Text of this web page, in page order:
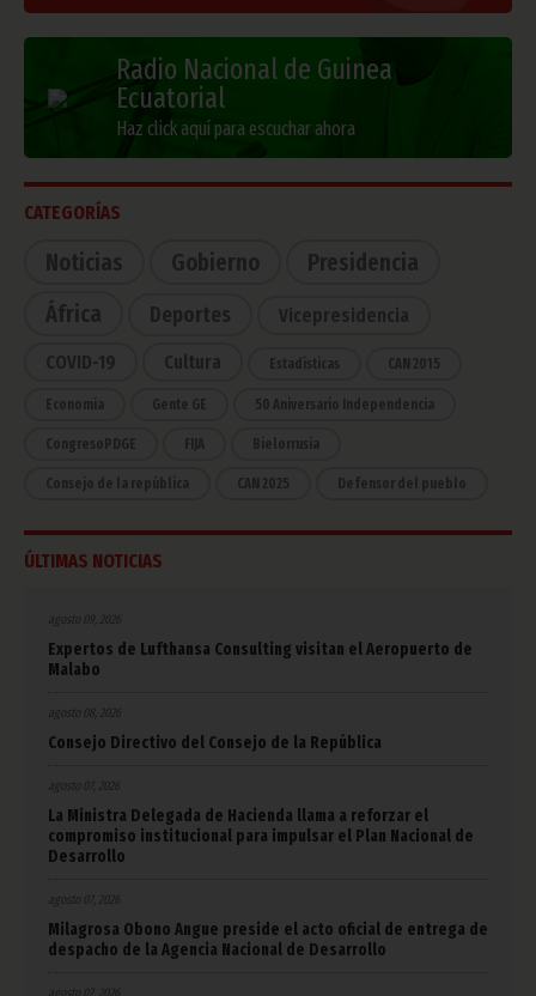
Radio Nacional de Guinea
Ecuatorial
Haz click aquí para escuchar ahora
CATEGORÍAS
Noticias Gobierno
Presidencia
África
Deportes Vicepresidencia
COVID-19 Cultura Estadísticas CAN 2015
Economía Gente GE 50 Aniversario Independencia
CongresoPDGE FIJA Bielorrusia
Consejo de la república CAN 2025 Defensor del pueblo
ÚLTIMAS NOTICIAS
agosto 09, 2026
Expertos de Lufthansa Consulting visitan el Aeropuerto de
Malabo
Consejo Directivo del Consejo de la República
agosto 07, 2026
La Ministra Delegada de Hacienda llama a reforzar el
compromiso institucional para impulsar el Plan Nacional de
Desarrollo
agosto 07, 2026
Milagrosa Obono Angue preside el acto oficial de entrega de
despacho de la Agencia Nacional de Desarrollo